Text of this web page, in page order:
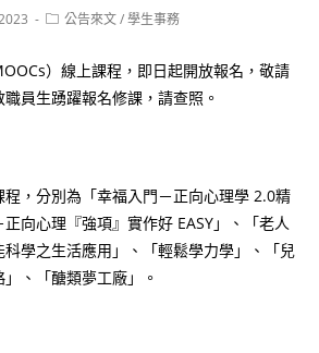
Post公告來文/學生事務
）線上課程，即日起開放報名，敬請
員生踴躍報名修課，請查照。
，分別為「幸福入門－正向心理學 2.0精
向心理『強項』實作好 EASY」、「老人
學之生活應用」、「輕鬆學力學」、「兒
、「醣類夢工廠」。